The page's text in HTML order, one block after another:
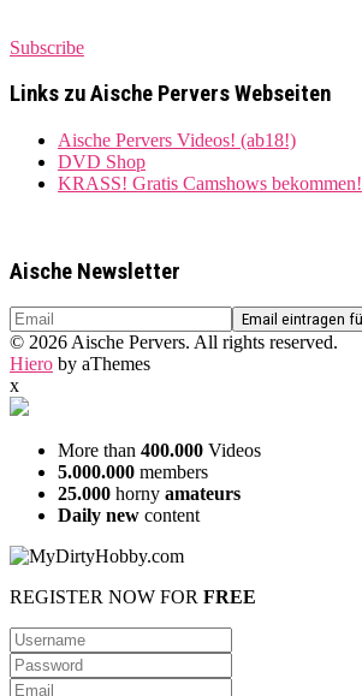
Subscribe
Links zu Aische Pervers Webseiten
Aische Pervers Videos! (ab18!)
DVD Shop
KRASS! Gratis Camshows bekommen!
Aische Newsletter
© 2026 Aische Pervers. All rights reserved.
Hiero by aThemes
x
More than 400.000 Videos
5.000.000 members
25.000 horny amateurs
Daily new content
REGISTER NOW FOR FREE